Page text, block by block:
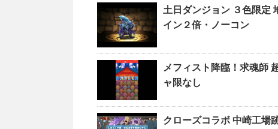
土日ダンジョン ３色限
イン２倍・ノーコン
メフィスト降臨！求魂師
ャ限なし
クローズコラボ 中崎工